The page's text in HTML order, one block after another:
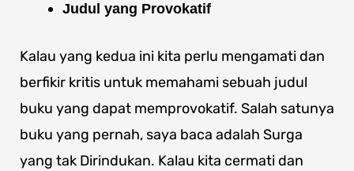
Judul yang Provokatif
Kalau yang kedua ini kita perlu mengamati dan
berfikir kritis untuk memahami sebuah judul
buku yang dapat memprovokatif. Salah satunya
buku yang pernah, saya baca adalah Surga
yang tak Dirindukan. Kalau kita cermati dan